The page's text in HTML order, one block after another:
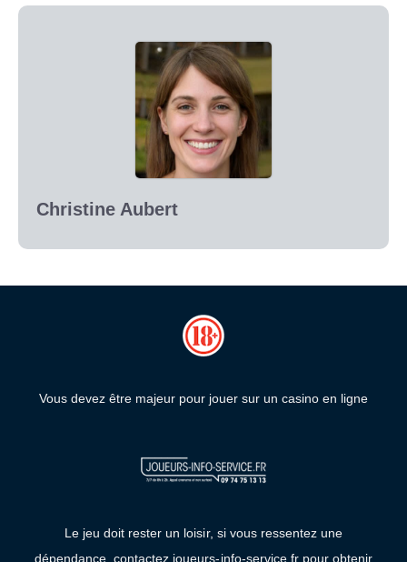
Christine Aubert
Vous devez être majeur pour jouer sur un casino en ligne
Le jeu doit rester un loisir, si vous ressentez une
dépendance, contactez joueurs-info-service.fr pour obtenir